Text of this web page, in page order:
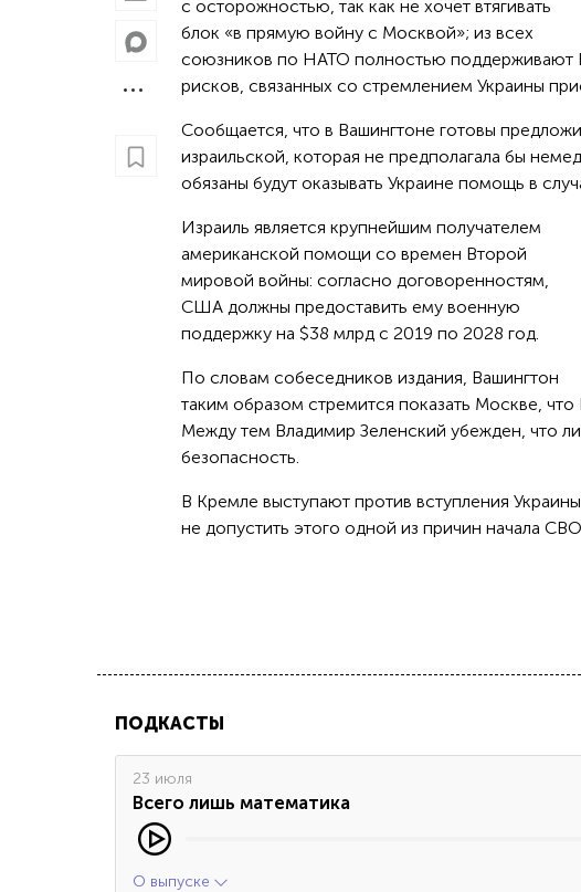
с осторожностью, так как не хочет втягивать
блок «в прямую войну с Москвой»; из всех
союзников по НАТО полностью поддерживают
рисков, связанных со стремлением Украины
Сообщается, что в Вашингтоне готовы
израильской, которая не предполагала бы
обязаны будут оказывать Украине помощь в
Израиль является крупнейшим получателем
американской помощи со времен Второй
мировой войны: согласно договоренностям,
США должны предоставить ему военную
поддержку на $38 млрд с 2019 по 2028 год.
По словам собеседников издания, Вашингтон
таким образом стремится показать Москве,
Между тем Владимир Зеленский убежден, что
безопасность.
В Кремле выступают против вступления
не допустить этого одной из причин начала СВО.
ПОДКАСТЫ
23 июля
Всего лишь математика
О выпуске